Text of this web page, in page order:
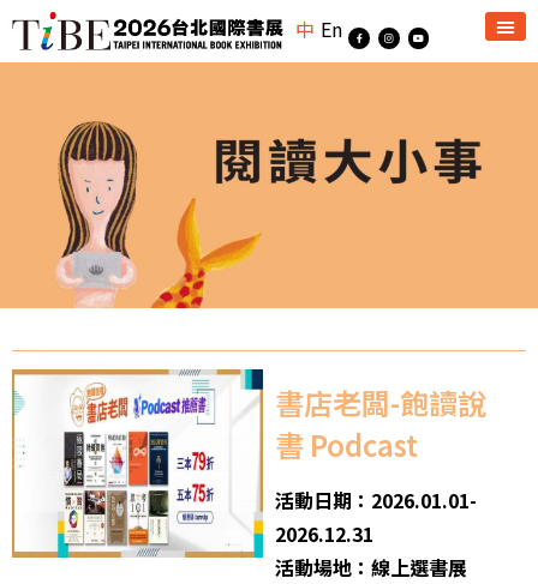
中 En
書店老闆-飽讀說
書 Podcast
活動日期：2026.01.01-
2026.12.31
活動場地：線上選書展